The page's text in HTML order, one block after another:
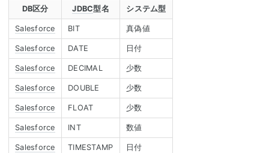
DB区分 JDBC型名 システム型
Salesforce BIT 真偽値
Salesforce DATE 日付
Salesforce DECIMAL 少数
Salesforce DOUBLE 少数
Salesforce FLOAT 少数
Salesforce INT 数値
Salesforce TIMESTAMP 日付